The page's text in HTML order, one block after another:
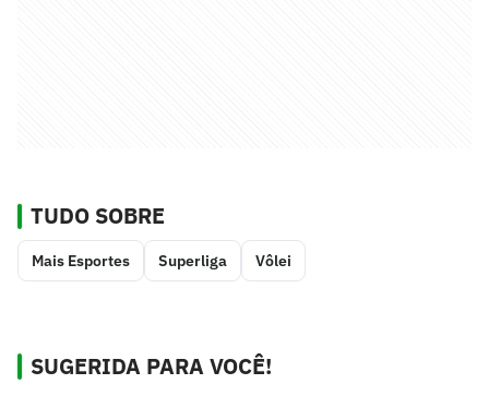
TUDO SOBRE
Mais Esportes Superliga Vôlei
SUGERIDA PARA VOCÊ!